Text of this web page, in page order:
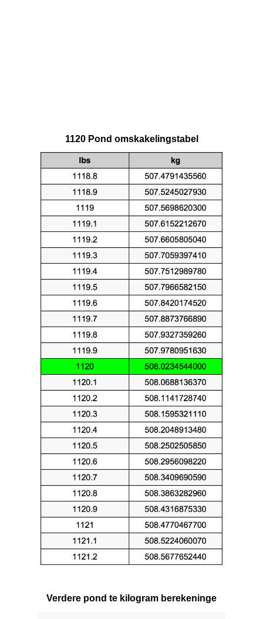
1120 Pond omskakelingstabel
Verdere pond te kilogram berekeninge